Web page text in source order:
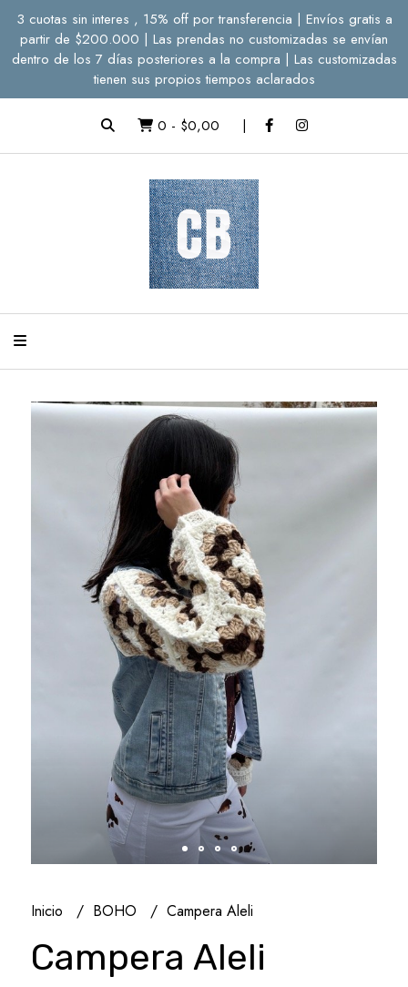
3 cuotas sin interes , 15% off por transferencia | Envíos gratis a
partir de $200.000 | Las prendas no customizadas se envían
dentro de los 7 días posteriores a la compra | Las customizadas
tienen sus propios tiempos aclarados
0 - $0,00
Inicio BOHO Campera Aleli
Campera Aleli